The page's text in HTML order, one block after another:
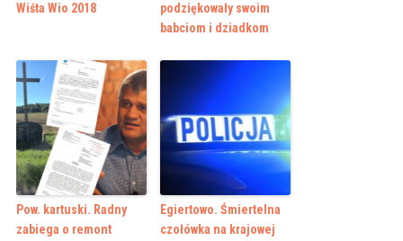
Wiśta Wio 2018
podziękowały swoim
babciom i dziadkom
Pow. kartuski. Radny
zabiega o remont
Egiertowo. Śmiertelna
czołówka na krajowej